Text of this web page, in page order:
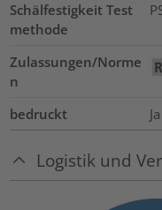
Schälfestigkeit Test
methode
Zulassungen/Norme
n
bedruckt
Ja
Logistik und